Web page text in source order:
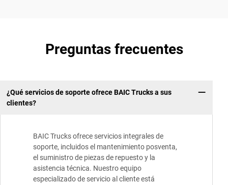
Preguntas frecuentes
¿Qué servicios de soporte ofrece BAIC Trucks a sus
clientes?
BAIC Trucks ofrece servicios integrales de
soporte, incluidos el mantenimiento posventa,
el suministro de piezas de repuesto y la
asistencia técnica. Nuestro equipo
especializado de servicio al cliente está